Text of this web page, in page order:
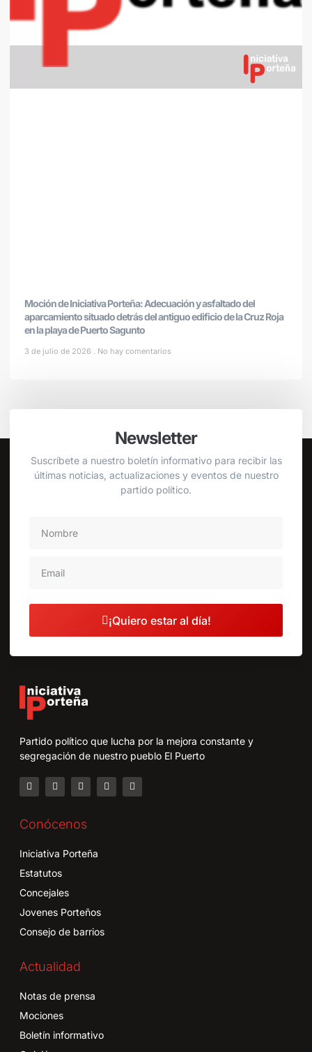
Moción de Iniciativa Porteña: Adecuación y asfaltado del
aparcamiento situado detrás del antiguo edificio de la Cruz Roja
en la playa de Puerto Sagunto
3 de julio de 2026 No hay comentarios
Newsletter
Suscríbete a nuestro boletín informativo para recibir las
últimas noticias, actualizaciones y eventos de nuestro
partido político.
¡Quiero estar al día!
Partido político que lucha por la mejora constante y
segregación de nuestro pueblo El Puerto
Conócenos
Iniciativa Porteña
Estatutos
Concejales
Jovenes Porteños
Consejo de barrios
Actualidad
Notas de prensa
Mociones
Boletín informativo